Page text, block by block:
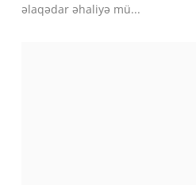
əlaqədar əhaliyə mü...